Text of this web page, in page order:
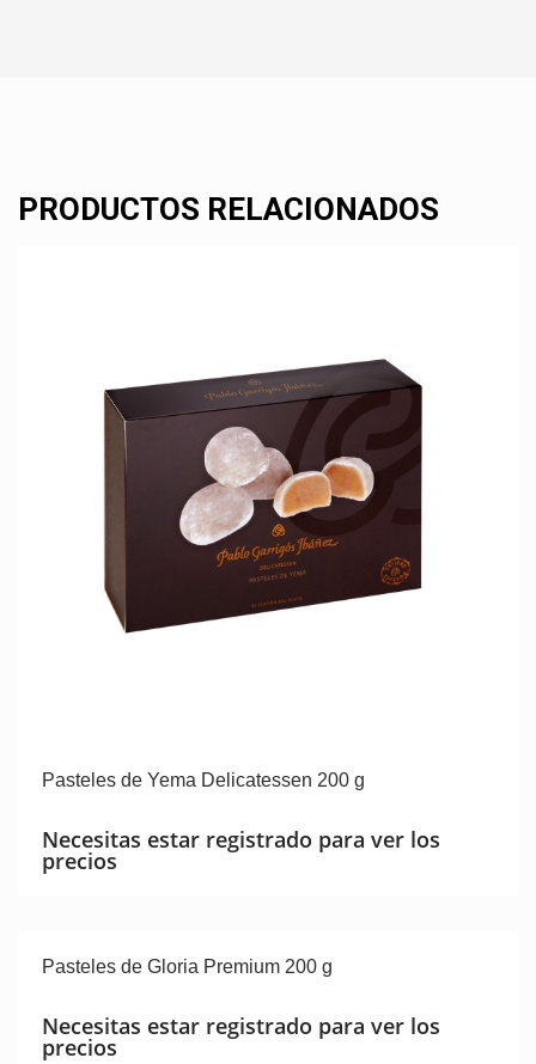
PRODUCTOS RELACIONADOS
Pasteles de Yema Delicatessen 200 g
Necesitas estar registrado para ver los
precios
Pasteles de Gloria Premium 200 g
Necesitas estar registrado para ver los
precios